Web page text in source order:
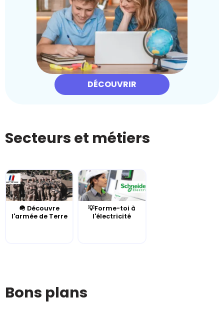
DÉCOUVRIR
Secteurs et métiers
🪖 Découvre
l'armée de Terre
💡Forme-toi à
l'électricité
Bons plans